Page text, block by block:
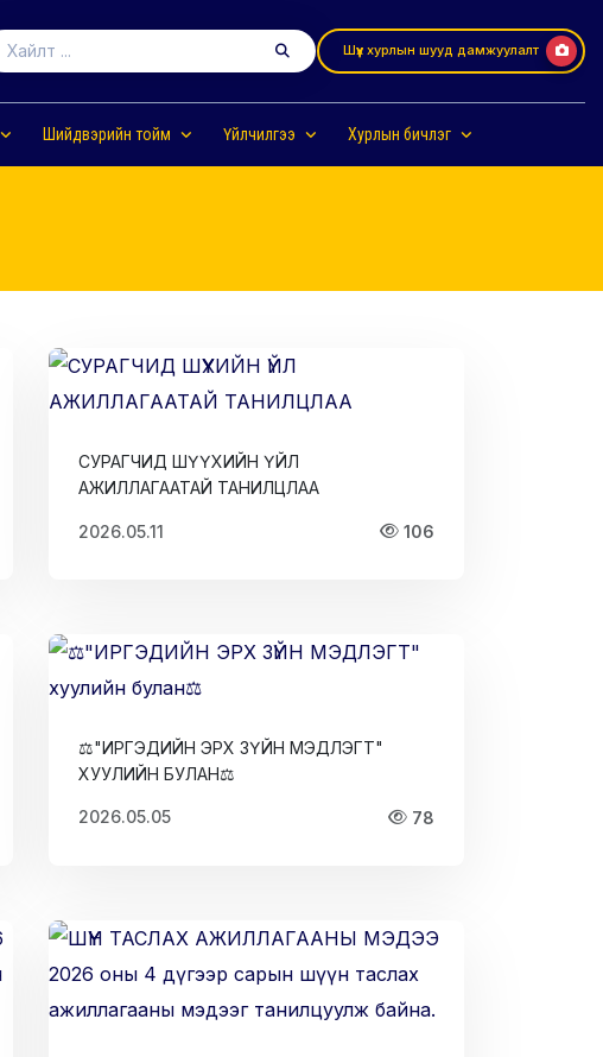
Шүүх хурлын шууд дамжуулалт
Шийдвэрийн тойм Үйлчилгээ Хурлын бичлэг
СУРАГЧИД ШҮҮХИЙН ҮЙЛ
АЖИЛЛАГААТАЙ ТАНИЛЦЛАА
2026.05.11 106
⚖️"ИРГЭДИЙН ЭРХ ЗҮЙН МЭДЛЭГТ"
ХУУЛИЙН БУЛАН⚖
2026.05.05 78